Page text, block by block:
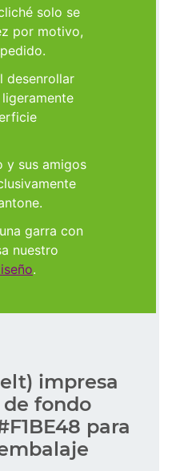
solo se
por motivo,
desenrollar
y sus amigos
garra con
nuestro
.
impresa
fondo
para